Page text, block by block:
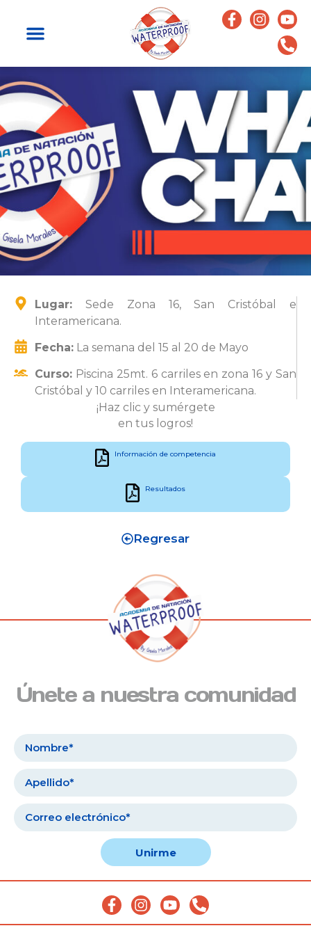
Lugar: Sede Zona 16, San Cristóbal e
Interamericana.
Fecha: La semana del 15 al 20 de Mayo
Curso: Piscina 25mt. 6 carriles en zona 16 y San
Cristóbal y 10 carriles en Interamericana.
¡Haz clic y sumérgete
en tus logros!
Información de competencia
Resultados
Regresar
Únete a nuestra comunidad
Unirme